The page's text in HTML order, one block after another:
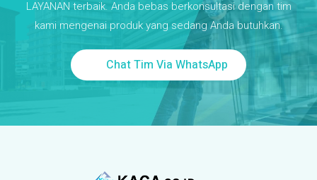
LAYANAN terbaik. Anda bebas berkonsultasi dengan tim
kami mengenai produk yang sedang Anda butuhkan.
Chat Tim Via WhatsApp